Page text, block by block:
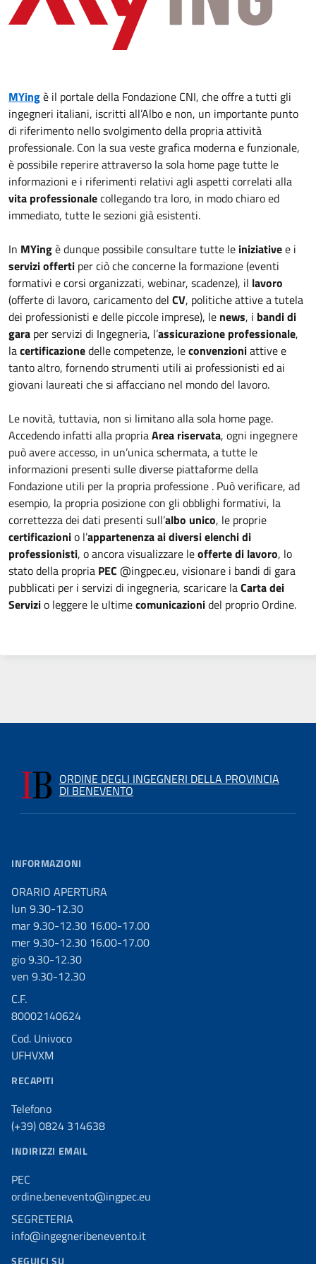
MYingè il portale della Fondazione CNI, che offre a tutti gli
ingegneri italiani, iscritti all’Albo e non, un importante punto
di riferimento nello svolgimento della propria attività
professionale. Con la sua veste grafica moderna e funzionale,
è possibile reperire attraverso la sola home page tutte le
informazioni e i riferimenti relativi agli aspetti correlati alla
vita professionalecollegando tra loro, in modo chiaro ed
immediato, tutte le sezioni già esistenti.
In MYingè dunque possibile consultare tutte le iniziativee i
servizi offerti per ciò che concerne la formazione (eventi
formativi e corsi organizzati, webinar, scadenze), il lavoro
(offerte di lavoro, caricamento del CV, politiche attive a tutela
dei professionisti e delle piccole imprese), le news, i bandi di
gara per servizi di Ingegneria, l’assicurazione professionale,
lacertificazionedelle competenze, leconvenzioniattive e
tanto altro, fornendo strumenti utili ai professionisti ed ai
giovani laureati che si affacciano nel mondo del lavoro.
Le novità, tuttavia, non si limitano alla sola home page.
Accedendo infatti alla propriaArea riservata, ogni ingegnere
può avere accesso, in un’unica schermata, a tutte le
informazioni presenti sulle diverse piattaforme della
Fondazione utili per la propria professione . Può verificare, ad
esempio, la propria posizione con gli obblighi formativi, la
correttezza dei dati presenti sull’albo unico, le proprie
certificazionio l’appartenenza ai diversi elenchi di
professionisti, o ancora visualizzare leofferte di lavoro, lo
stato della propria PEC @ingpec.eu, visionare i bandi di gara
pubblicati per i servizi di ingegneria, scaricare laCarta dei
Servizio leggere le ultimecomunicazionidel proprio Ordine.
ORDINE DEGLI INGEGNERI DELLA PROVINCIA
DI BENEVENTO
INFORMAZIONI
ORARIO APERTURA
lun 9.30-12.30
mar 9.30-12.30 16.00-17.00
mer 9.30-12.30 16.00-17.00
gio 9.30-12.30
ven 9.30-12.30
C.F.
80002140624
Cod. Univoco
UFHVXM
RECAPITI
Telefono
(+39) 0824 314638
INDIRIZZI EMAIL
PEC
ordine.benevento@ingpec.eu
SEGRETERIA
info@ingegneribenevento.it
SEGUICI SU